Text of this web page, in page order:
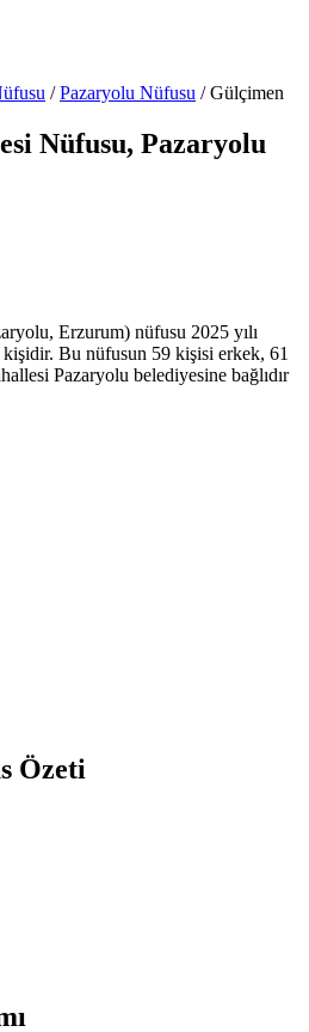
/ Pazaryolu Nüfusu /Gülçimen
Nüfusu, Pazaryolu
Erzurum) nüfusu 2025 yılı
Bu nüfusun 59 kişisi erkek, 61
Pazaryolu belediyesine bağlıdır
Özeti